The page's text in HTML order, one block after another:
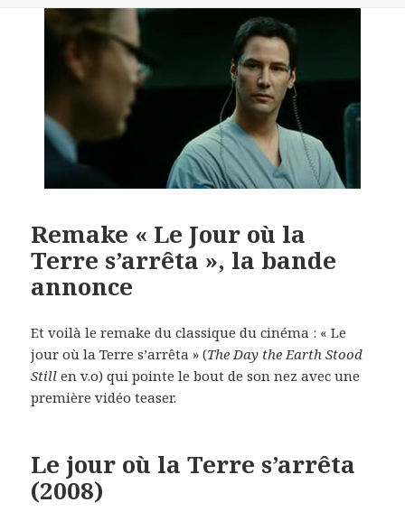
Remake « Le Jour où la
Terre s’arrêta », la bande
annonce
Et voilà le remake du classique du cinéma : « Le
jour où la Terre s’arrêta » (The Day the Earth Stood
Still en v.o) qui pointe le bout de son nez avec une
première vidéo teaser.
Le jour où la Terre s’arrêta
(2008)